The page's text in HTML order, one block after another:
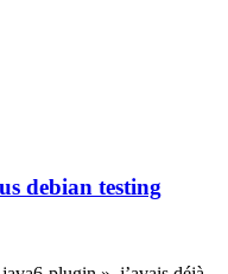
debian testing